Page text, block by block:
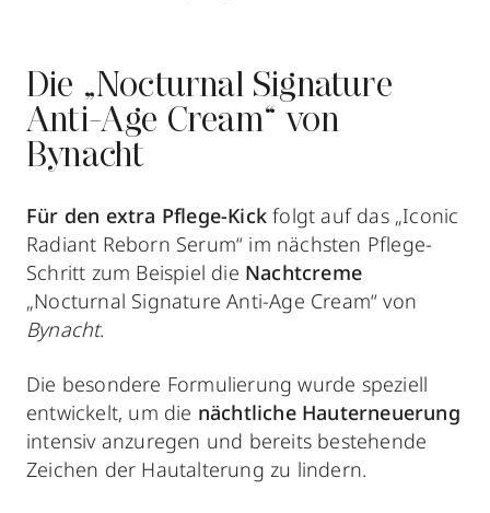
Die „Nocturnal Signature
Anti-Age Cream“ von
Bynacht
Für den extra Pflege-Kick folgt auf das „Iconic
Radiant Reborn Serum“ im nächsten Pflege-
Schritt zum Beispiel die Nachtcreme
„Nocturnal Signature Anti-Age Cream“ von
Bynacht.
Die besondere Formulierung wurde speziell
entwickelt, um die nächtliche Hauterneuerung
intensiv anzuregen und bereits bestehende
Zeichen der Hautalterung zu lindern.